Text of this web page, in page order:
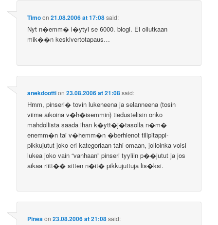
Timoon21.08.2006 at 17:08said:
Nyt n�emm� l�ytyi se 6000. blogi. Ei ollutkaan
mik��n keskivertotapaus…
anekdoottion23.08.2006 at 21:08said:
Hmm, pinseri� tovin lukeneena ja selanneena (tosin
viime aikoina v�h�isemmin) tiedustelisin onko
mahdollista saada ihan k�ytt�j�tasolla n�m�
enemm�n tai v�hemm�n �berhienot tilipitappi-
pikkujutut joko eri kategoriaan tahi omaan, jolloinka voisi
lukea joko vain “vanhaan” pinseri tyyliin p��jutut ja jos
aikaa riitt�� sitten n�it� pikkujuttuja lis�ksi.
Pineaon23.08.2006 at 21:08said: